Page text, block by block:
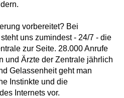
vorbereitet? Bei
uns zumindest - 24/7 - die
zur Seite. 28.000 Anrufe
und Ärzte der Zentrale jährlich
Gelassenheit geht man
Instinkte und die
Internets vor.